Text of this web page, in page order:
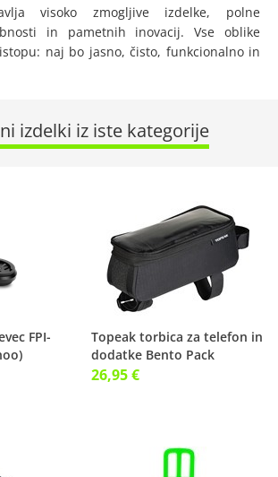
visoko zmogljive izdelke, polne
in pametnih inovacij. Vse oblike
naj bo jasno, čisto, funkcionalno in
izdelki iz iste kategorije
FPI-
Topeak torbica za telefon in
dodatke Bento Pack
26,95 €